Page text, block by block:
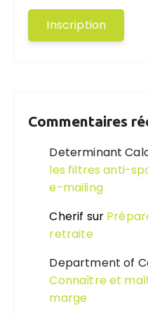
Commentaires
Determinant
les filtres anti-
e-mailing
Cherif sur
retraite
Department of
Connaître et
marge